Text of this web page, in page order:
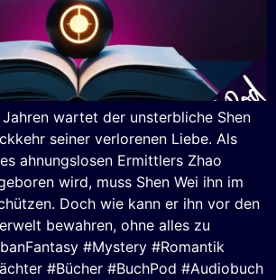
wartet der unsterbliche Shen
seiner verlorenen Liebe. Als
ahnungslosen Ermittlers Zhao
wird, muss Shen Wei ihn im
Doch wie kann er ihn vor den
bewahren, ohne alles zu
#Mystery #Romantik
#Bücher #BuchPod #Audiobuch